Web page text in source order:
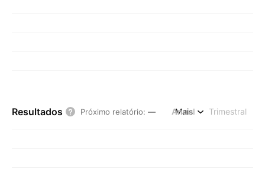
Resultados Próximo relatório: — Anual Trimestral
Mais